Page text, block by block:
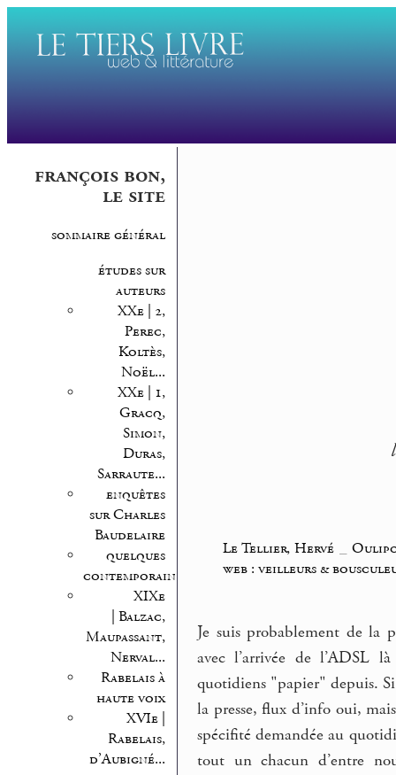
françois bon,
le site
sommaire général
études sur
auteurs
XXe | 2,
Perec,
Koltès,
Noël...
XXe | 1,
Gracq,
Simon,
Duras,
Sarraute...
enquêtes
sur Charles
Baudelaire
quelques
contemporains
XIXe
| Balzac,
Maupassant,
Nerval...
Rabelais à
haute voix
XVIe |
Rabelais,
d’Aubigné...
Le Tellier, Hervé _
web : veilleurs &
Je suis probablement de la
avec l’arrivée de l’ADSL
quotidiens "papier" depuis. Si
la presse, flux d’info oui,
spécifité demandée au
tout un chacun d’entre